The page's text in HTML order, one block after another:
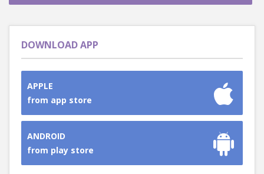
DOWNLOAD APP
APPLE
from app store
ANDROID
from play store